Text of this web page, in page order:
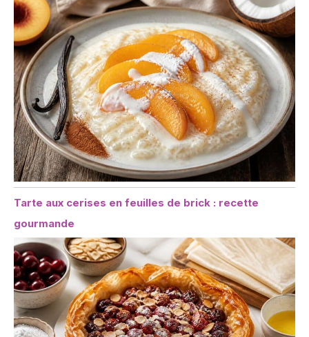
Tarte aux cerises en feuilles de brick : recette
gourmande